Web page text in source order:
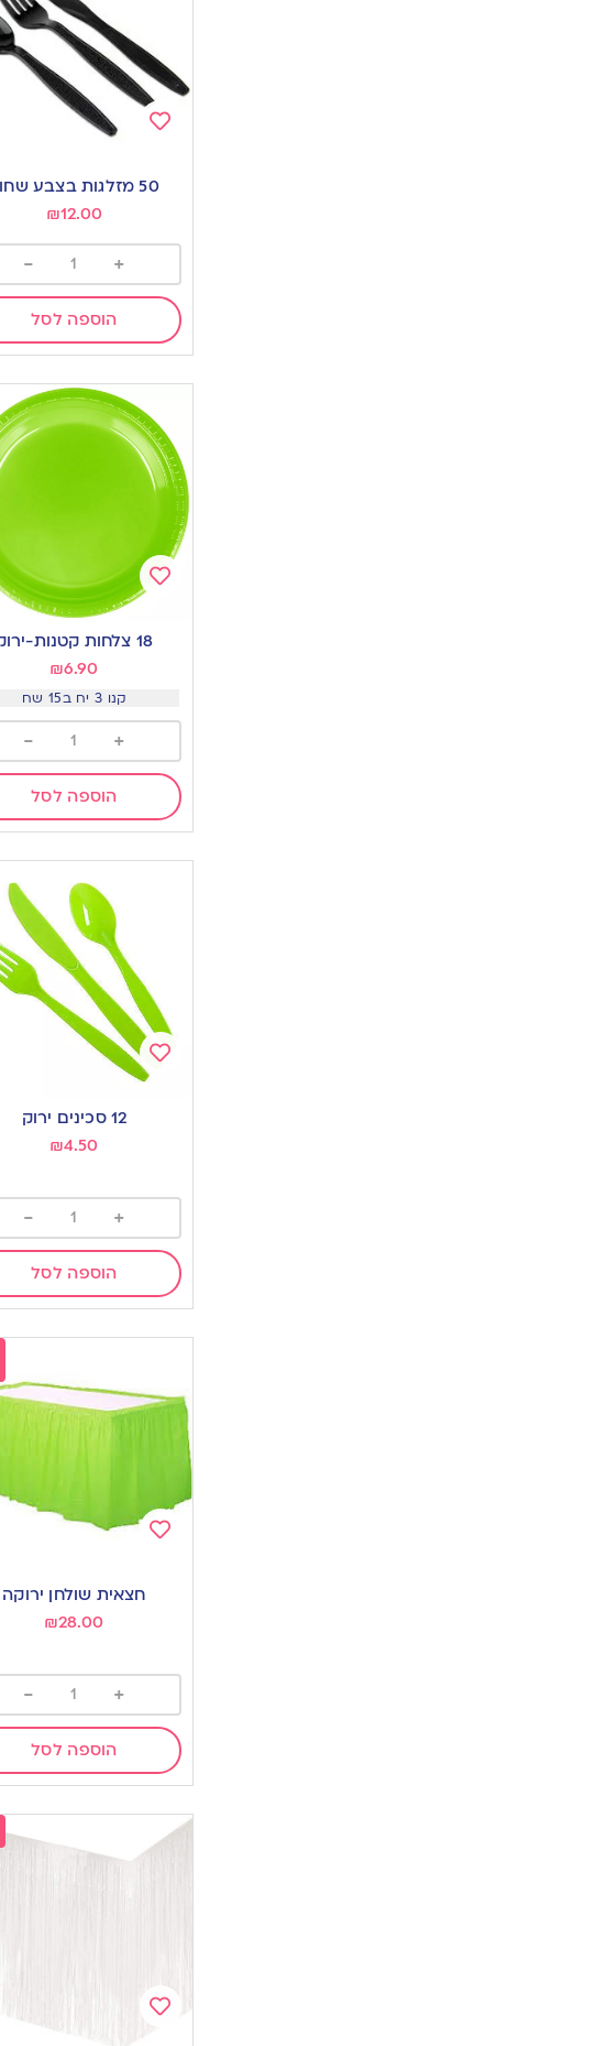
50 מזלגות בצבע שחור
₪12.00
+
-
הוספה לסל
18 צלחות קטנות-ירוק
₪6.90
קנו 3 יח ב15 שח
+
-
הוספה לסל
Add
12 סכינים ירוק
₪4.50
+
-
הוספה לסל
חצאית שולחן ירוקה
₪28.00
+
-
הוספה לסל